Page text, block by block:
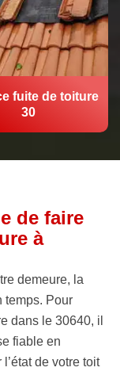
fuite de toiture
30
de faire
à
demeure, la
temps. Pour
dans le 30640, il
fiable en
de votre toit